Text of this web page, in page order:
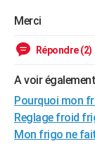
Guides de France
Escapades
Patrimoine
Expositions
Musées
Week-end nature
+LIFESTYLE
Art de vivre
Bien-être
Loisirs
Mode
Modes de vie
SANTE
VOYAGE
Destinations
City break
Voyage nature
Voyage de noces
Forum
Climat
PHOTO
GUIDES D'ACHAT
Merci
Répondre (2)
A voir
Pourquoi mon
Reglage froid
Mon frigo ne